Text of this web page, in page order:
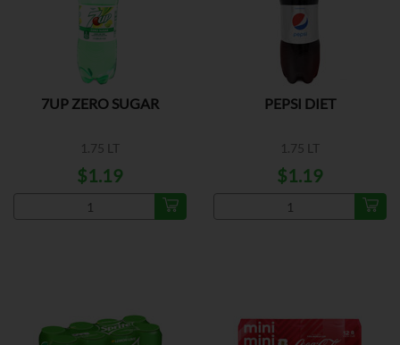
7UP ZERO SUGAR
1.75 LT
$1.19
PEPSI DIET
1.75 LT
$1.19